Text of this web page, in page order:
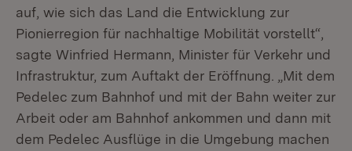
auf, wie sich das Land die Entwicklung zur
Pionierregion für nachhaltige Mobilität vorstellt“,
sagte Winfried Hermann, Minister für Verkehr und
Infrastruktur, zum Auftakt der Eröffnung. „Mit dem
Pedelec zum Bahnhof und mit der Bahn weiter zur
Arbeit oder am Bahnhof ankommen und dann mit
dem Pedelec Ausflüge in die Umgebung machen